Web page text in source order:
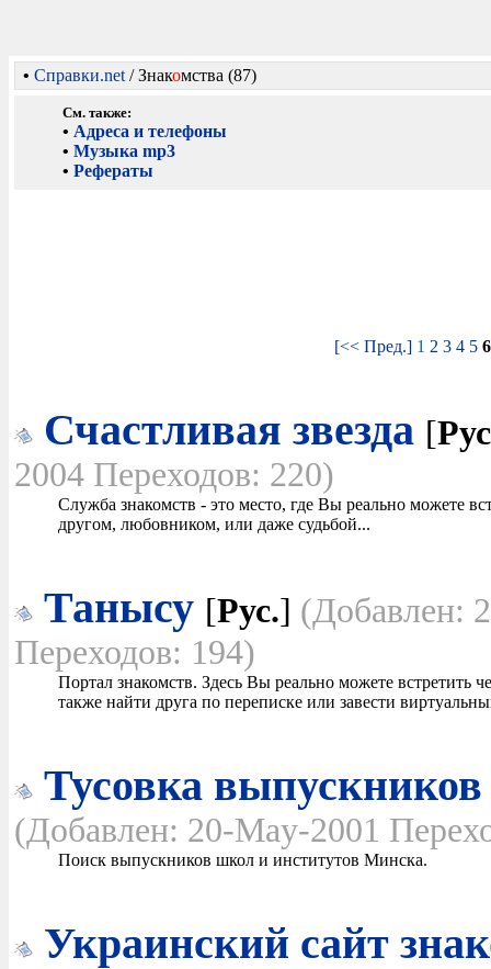
• Справки.net / Знакомства (87)
См. также:
• Адреса и телефоны
•Музыка mp3
•Рефераты
[<< Пред.] 1 2 3 4 5 6
Счастливая звезда [
2004 Переходов: 220)
Служба знакомств - это место, где Вы реально можете
другом, любовником, или даже судьбой...
Танысу [Рус.] (Добавлен:
Переходов: 194)
Портал знакомств. Здесь Вы реально можете встретить
также найти друга по переписке или завести
Тусовка
(Добавлен: 20-May-2001
Поиск выпускников школ и институтов Минска.
Украинский сайт